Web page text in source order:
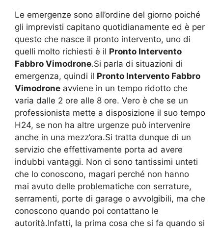
Le emergenze sono all’ordine del giorno poiché
gli imprevisti capitano quotidianamente ed è per
questo che nasce il pronto intervento, uno di
quelli molto richiesti è il Pronto Intervento
Fabbro Vimodrone.Si parla di situazioni di
emergenza, quindi il Pronto Intervento Fabbro
Vimodrone avviene in un tempo ridotto che
varia dalle 2 ore alle 8 ore. Vero è che se un
professionista mette a disposizione il suo tempo
H24, se non ha altre urgenze può intervenire
anche in una mezz’ora.Si tratta dunque di un
servizio che effettivamente porta ad avere
indubbi vantaggi. Non ci sono tantissimi unteti
che lo conoscono, magari perché non hanno
mai avuto delle problematiche con serrature,
serramenti, porte di garage o avvolgibili, ma che
conoscono quando poi contattano le
autorità.Infatti, la prima cosa che si fa quando si